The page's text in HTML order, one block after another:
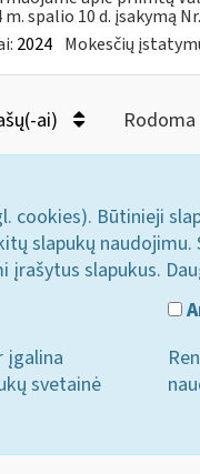
m. spalio 10 d. įsakymą
2024 Mokesčių
ai) Rodoma
cookies). Būtinieji
slapukų
slapukus.
įgalina
svetainė